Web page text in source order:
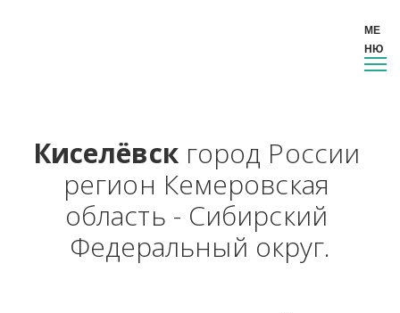
Киселёвск город России
регион Кемеровская
область - Сибирский
Федеральный округ.